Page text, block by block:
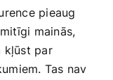
pieaug
​mainās,
kļūst par
Tas nav